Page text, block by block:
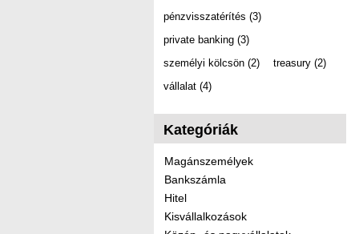
pénzvisszatérítés (3)
private banking (3)
személyi kölcsön (2) treasury (2)
vállalat (4)
Kategóriák
Magánszemélyek
Bankszámla
Hitel
Kisvállalkozások